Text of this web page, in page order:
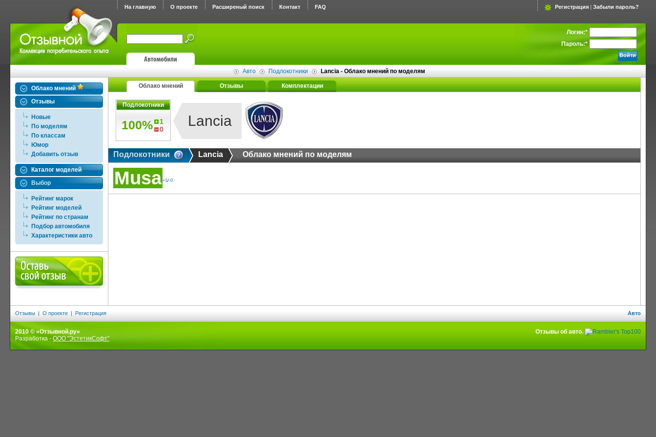
На главную О проекте Расширеный поиск Контакт FAQ Регистрация | Забыли пароль?
Логин:*
Пароль:*
Авто Подлокотники Lancia - Облако мнений по моделям
Облако мнений
Отзывы
Новые
По моделям
По классам
Юмор
Добавить отзыв
Каталог моделей
Выбор
Рейтинг марок
Рейтинг моделей
Рейтинг по странам
Подбор автомобиля
Характеристики авто
Облако мнений Отзывы Комплектации
Подлокотники
100%
1
0
Lancia
Подлокотники Lancia Облако мнений по моделям
Musa +1/-0
Отзывы | О проекте | Регистрация Авто
2010 © «Отзывной.ру»
Разработка - ООО "ЭстетикСофт"
Отзывы об авто.